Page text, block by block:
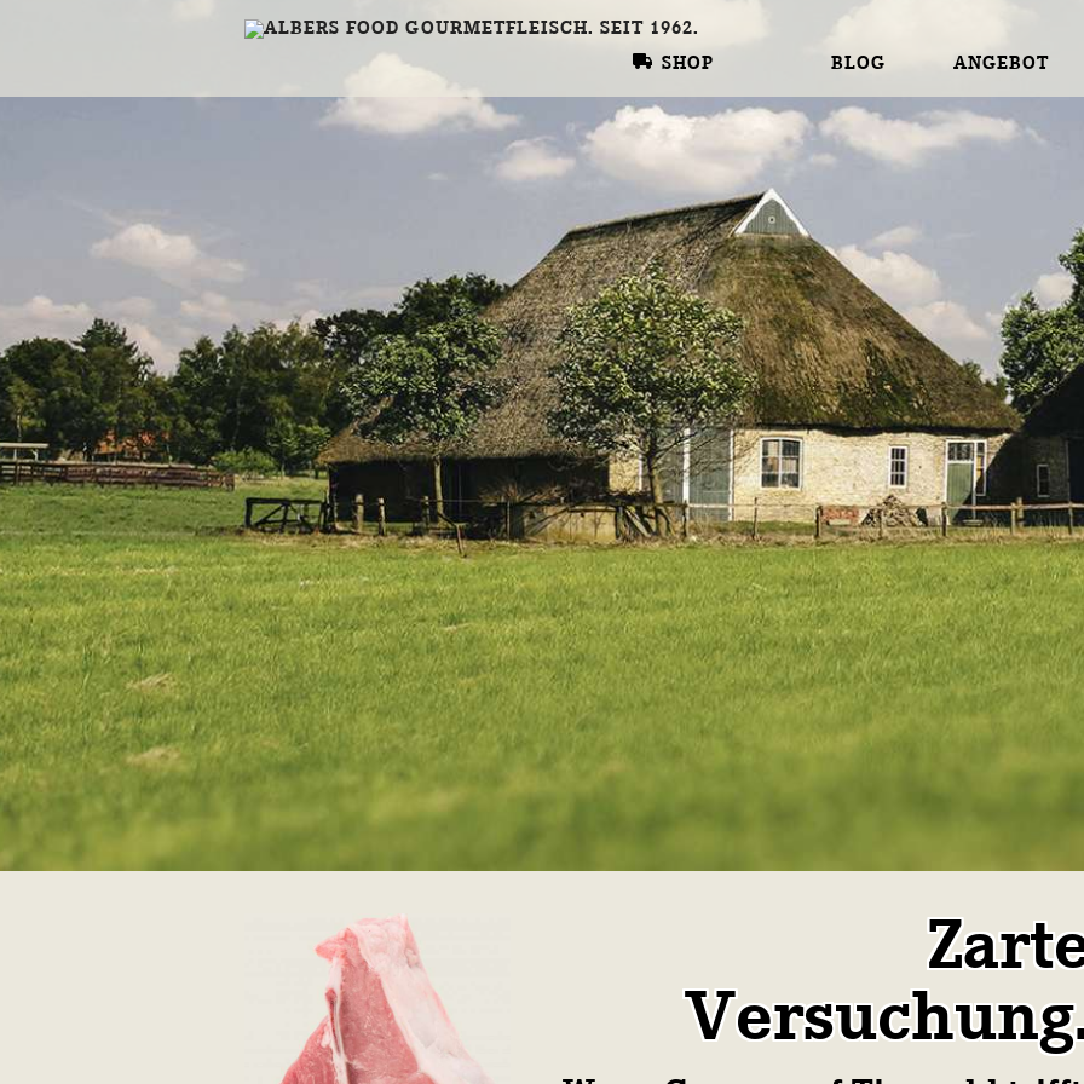
SHOP BLOG ANGEBOT